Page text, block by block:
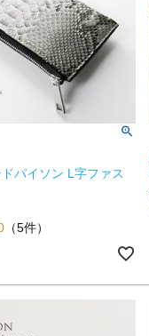
パイソン L字ファス
（5件）